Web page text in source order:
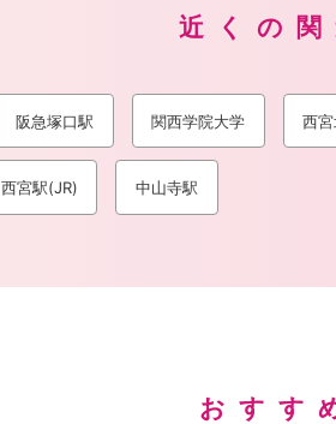
近くの
阪急塚口駅 関西学院大学 西宮
西宮駅(JR) 中山寺駅
おすす